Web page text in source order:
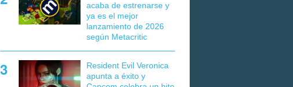
acaba de estrenarse y
ya es el mejor
lanzamiento de 2026
según Metacritic
Resident Evil Veronica
apunta a éxito y